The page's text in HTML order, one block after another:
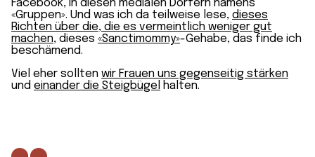
Facebook, in diesen medialen Dörfern namens
«Gruppen». Und was ich da teilweise lese, dieses
Richten über die, die es vermeintlich weniger gut
machen, dieses «Sanctimommy»-Gehabe, das finde ich
beschämend.
Viel eher sollten wir Frauen uns gegenseitig stärken
und einander die Steigbügel halten.